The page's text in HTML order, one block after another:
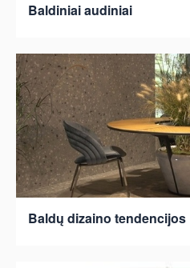
Baldiniai audiniai
Baldų dizaino tendencijos